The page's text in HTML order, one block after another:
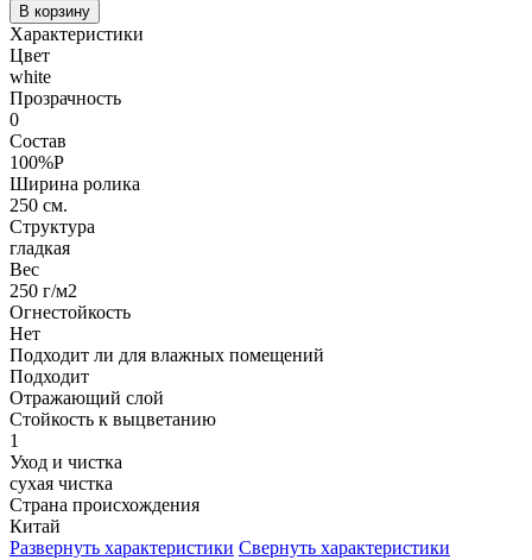
В корзину
Характеристики
Цвет
white
Прозрачность
0
Состав
100%P
Ширина ролика
250 см.
Структура
гладкая
Вес
250 г/м2
Огнестойкость
Нет
Подходит ли для влажных помещений
Подходит
Отражающий слой
Стойкость к выцветанию
1
Уход и чистка
сухая чистка
Страна происхождения
Китай
Развернуть характеристики Свернуть характеристики